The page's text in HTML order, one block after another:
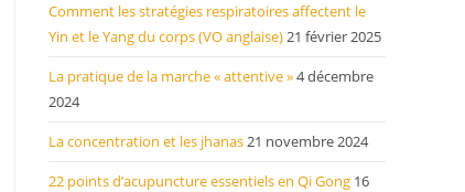
Comment les stratégies respiratoires affectent le
Yin et le Yang du corps (VO anglaise)21 février 2025
La pratique de la marche « attentive »4 décembre
2024
La concentration et les jhanas21 novembre 2024
22 points d’acupuncture essentiels en Qi Gong 16